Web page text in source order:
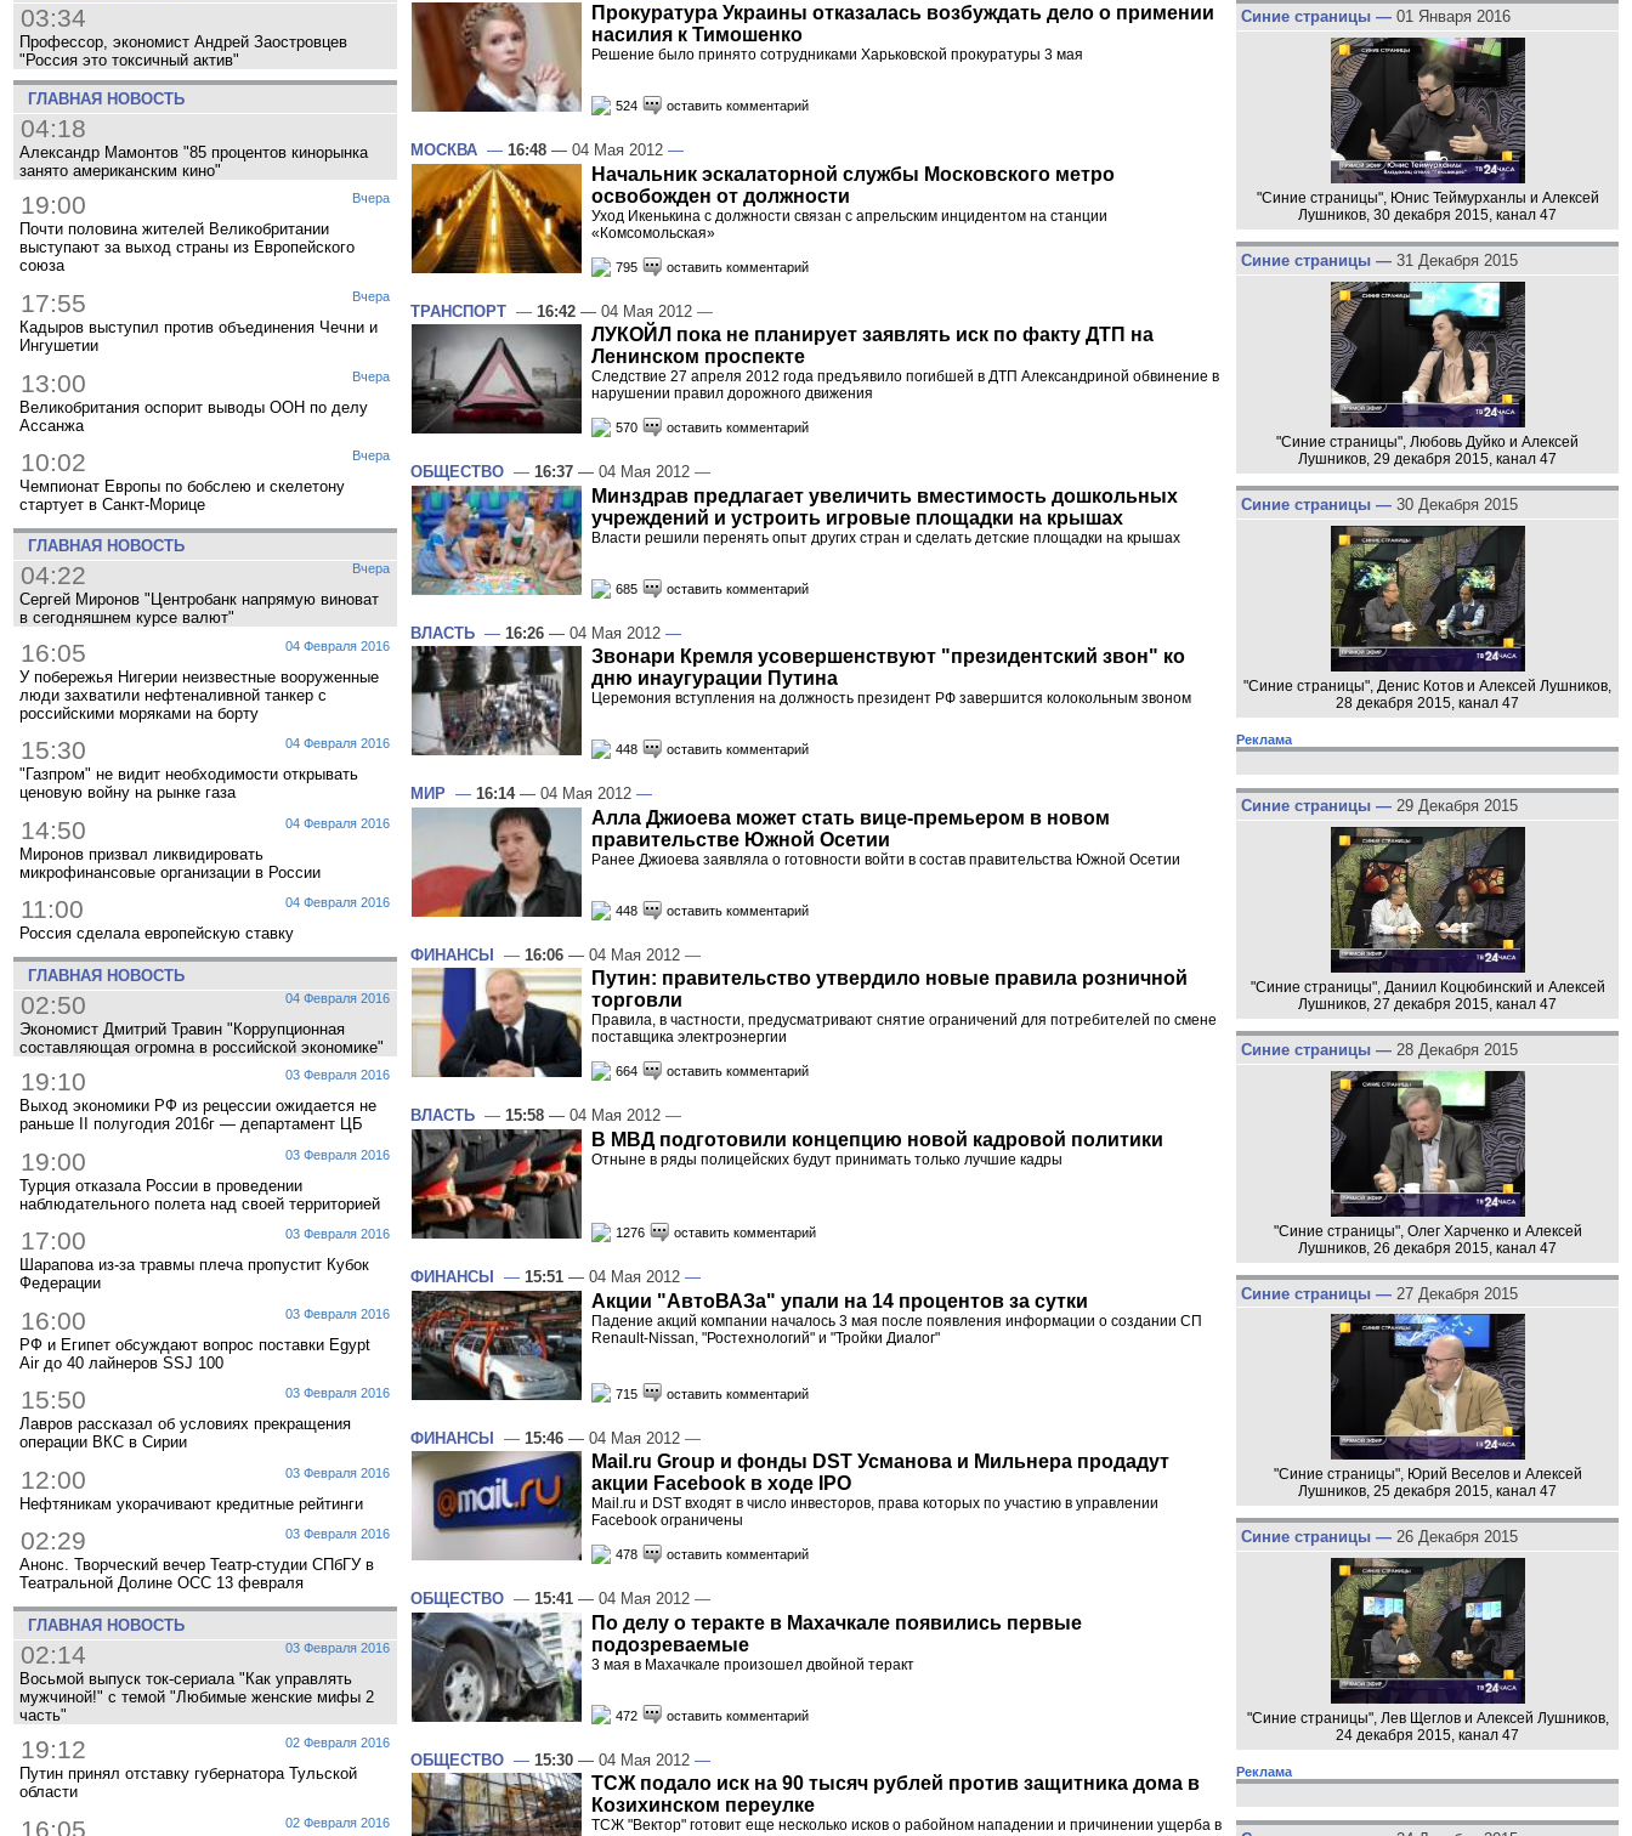
03:34
Профессор, экономист Андрей Заостровцев
"Россия это токсичный актив"
ГЛАВНАЯ НОВОСТЬ
04:18
Александр Мамонтов "85 процентов кинорынка
занято американским кино"
Вчера
19:00
Почти половина жителей Великобритании
выступают за выход страны из Европейского
союза
Вчера
17:55
Кадыров выступил против объединения Чечни и
Ингушетии
Вчера
13:00
Великобритания оспорит выводы ООН по делу
Ассанжа
Вчера
10:02
Чемпионат Европы по бобслею и скелетону
стартует в Санкт-Морице
ГЛАВНАЯ НОВОСТЬ
Вчера
04:22
Сергей Миронов "Центробанк напрямую виноват
в сегодняшнем курсе валют"
04 Февраля 2016
16:05
У побережья Нигерии неизвестные вооруженные
люди захватили нефтеналивной танкер с
российскими моряками на борту
04 Февраля 2016
15:30
"Газпром" не видит необходимости открывать
ценовую войну на рынке газа
04 Февраля 2016
14:50
Миронов призвал ликвидировать
микрофинансовые организации в России
04 Февраля 2016
11:00
Россия сделала европейскую ставку
ГЛАВНАЯ НОВОСТЬ
04 Февраля 2016
02:50
Экономист Дмитрий Травин "Коррупционная
составляющая огромна в российской экономике"
03 Февраля 2016
19:10
Выход экономики РФ из рецессии ожидается не
раньше II полугодия 2016г — департамент ЦБ
03 Февраля 2016
19:00
Турция отказала России в проведении
наблюдательного полета над своей территорией
03 Февраля 2016
17:00
Шарапова из-за травмы плеча пропустит Кубок
Федерации
03 Февраля 2016
16:00
РФ и Египет обсуждают вопрос поставки Egypt
Air до 40 лайнеров SSJ 100
03 Февраля 2016
15:50
Лавров рассказал об условиях прекращения
операции ВКС в Сирии
03 Февраля 2016
12:00
Нефтяникам укорачивают кредитные рейтинги
03 Февраля 2016
02:29
Анонс. Творческий вечер Театр-студии СПбГУ в
Театральной Долине ОСС 13 февраля
ГЛАВНАЯ НОВОСТЬ
03 Февраля 2016
02:14
Восьмой выпуск ток-сериала "Как управлять
мужчиной!" с темой "Любимые женские мифы 2
часть"
02 Февраля 2016
19:12
Путин принял отставку губернатора Тульской
области
02 Февраля 2016
16:05
Прокуратура Украины отказалась возбуждать дело о примении
насилия к Тимошенко
Решение было принято сотрудниками Харьковской прокуратуры 3 мая
524 оставить комментарий
МОСКВА — 16:48 — 04 Мая 2012 —
Начальник эскалаторной службы Московского метро
освобожден от должности
Уход Икенькина с должности связан с апрельским инцидентом на станции
«Комсомольская»
795 оставить комментарий
ТРАНСПОРТ — 16:42 — 04 Мая 2012 —
ЛУКОЙЛ пока не планирует заявлять иск по факту ДТП на
Ленинском проспекте
Следствие 27 апреля 2012 года предъявило погибшей в ДТП Александриной обвинение в
нарушении правил дорожного движения
570 оставить комментарий
ОБЩЕСТВО — 16:37 — 04 Мая 2012 —
Минздрав предлагает увеличить вместимость дошкольных
учреждений и устроить игровые площадки на крышах
Власти решили перенять опыт других стран и сделать детские площадки на крышах
685 оставить комментарий
ВЛАСТЬ — 16:26 — 04 Мая 2012 —
Звонари Кремля усовершенствуют "президентский звон" ко
дню инаугурации Путина
Церемония вступления на должность президент РФ завершится колокольным звоном
448 оставить комментарий
МИР — 16:14— 04 Мая 2012 —
Алла Джиоева может стать вице-премьером в новом
правительстве Южной Осетии
Ранее Джиоева заявляла о готовности войти в состав правительства Южной Осетии
448 оставить комментарий
ФИНАНСЫ — 16:06 — 04 Мая 2012 —
Путин: правительство утвердило новые правила розничной
торговли
Правила, в частности, предусматривают снятие ограничений для потребителей по смене
поставщика электроэнергии
664 оставить комментарий
ВЛАСТЬ — 15:58 — 04 Мая 2012 —
В МВД подготовили концепцию новой кадровой политики
Отныне в ряды полицейских будут принимать только лучшие кадры
1276 оставить комментарий
ФИНАНСЫ — 15:51 — 04 Мая 2012 —
Акции "АвтоВАЗа" упали на 14 процентов за сутки
Падение акций компании началось 3 мая после появления информации о создании СП
Renault-Nissan, "Ростехнологий" и "Тройки Диалог"
715 оставить комментарий
ФИНАНСЫ — 15:46 — 04 Мая 2012 —
Mail.ru Group и фонды DST Усманова и Мильнера продадут
акции Facebook в ходе IPO
Mail.ru и DST входят в число инвесторов, права которых по участию в управлении
Facebook ограничены
478 оставить комментарий
ОБЩЕСТВО — 15:41 — 04 Мая 2012 —
По делу о теракте в Махачкале появились первые
подозреваемые
3 мая в Махачкале произошел двойной теракт
472 оставить комментарий
ОБЩЕСТВО — 15:30 — 04 Мая 2012 —
ТСЖ подало иск на 90 тысяч рублей против защитника дома в
Козихинском переулке
ТСЖ "Вектор" готовит еще несколько исков о рабойном нападении и причинении ущерба в
Синие страницы — 01 Января 2016
"Синие страницы", Юнис Теймурханлы и Алексей
Лушников, 30 декабря 2015, канал 47
Синие страницы — 31 Декабря 2015
"Синие страницы", Любовь Дуйко и Алексей
Лушников, 29 декабря 2015, канал 47
Синие страницы — 30 Декабря 2015
"Синие страницы", Денис Котов и Алексей Лушников,
28 декабря 2015, канал 47
Реклама
Синие страницы — 29 Декабря 2015
"Синие страницы", Даниил Коцюбинский и Алексей
Лушников, 27 декабря 2015, канал 47
Синие страницы — 28 Декабря 2015
"Синие страницы", Олег Харченко и Алексей
Лушников, 26 декабря 2015, канал 47
Синие страницы — 27 Декабря 2015
"Синие страницы", Юрий Веселов и Алексей
Лушников, 25 декабря 2015, канал 47
Синие страницы — 26 Декабря 2015
"Синие страницы", Лев Щеглов и Алексей Лушников,
24 декабря 2015, канал 47
Реклама